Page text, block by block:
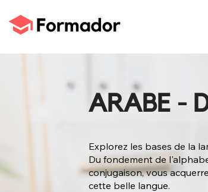
ARABE -
Explorez les bases de la
Du fondement de
conjugaison, vous
cette belle langue.